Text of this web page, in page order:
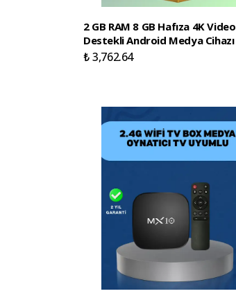
2 GB RAM 8 GB Hafıza 4K Video
Destekli Android Medya Cihazı
₺ 3,762.64